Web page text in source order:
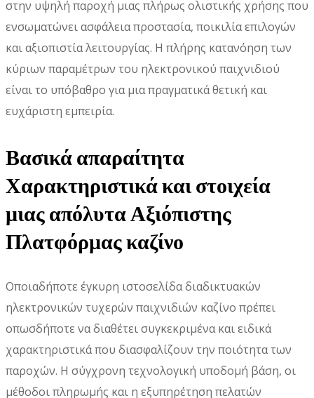
στην υψηλή παροχή μιας πλήρως ολιστικής χρήσης που
ενσωματώνει ασφάλεια προστασία, ποικιλία επιλογών
και αξιοπιστία λειτουργίας. Η πλήρης κατανόηση των
κύριων παραμέτρων του ηλεκτρονικού παιχνιδιού
είναι το υπόβαθρο για μια πραγματικά θετική και
ευχάριστη εμπειρία.
Βασικά απαραίτητα
Χαρακτηριστικά και στοιχεία
μιας απόλυτα Αξιόπιστης
Πλατφόρμας καζίνο
Οποιαδήποτε έγκυρη ιστοσελίδα διαδικτυακών
ηλεκτρονικών τυχερών παιχνιδιών καζίνο πρέπει
οπωσδήποτε να διαθέτει συγκεκριμένα και ειδικά
χαρακτηριστικά που διασφαλίζουν την ποιότητα των
παροχών. Η σύγχρονη τεχνολογική υποδομή βάση, οι
μέθοδοι πληρωμής και η εξυπηρέτηση πελατών